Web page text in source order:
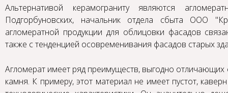
Альтернативой керамограниту являются
Подгорбуновских, начальник отдела сбыта ООО
агломератной продукции для облицовки фасадов
также с тенденцией осовременивания фасадов старых
Агломерат имеет ряд преимуществ, выгодно отличающих
камня. К примеру, этот материал не имеет пустот,